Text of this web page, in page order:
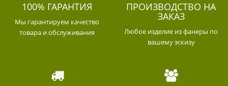
100% ГАРАНТИЯ
Мы гарантируем качество
товара и обслуживания
ПРОИЗВОДСТВО НА
ЗАКАЗ
Любое изделие из фанеры по
вашему эскизу